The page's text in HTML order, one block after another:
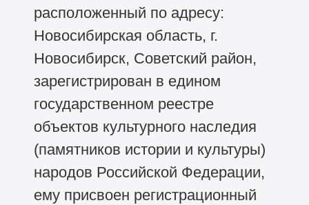
расположенный по адресу:
Новосибирская область, г.
Новосибирск, Советский район,
зарегистрирован в едином
государственном реестре
объектов культурного наследия
(памятников истории и культуры)
народов Российской Федерации,
ему присвоен регистрационный